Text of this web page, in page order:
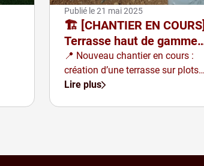
Publié le21 mai 2025
🏗️ [CHANTIER EN COURS]
Terrasse haut de gamme
avec plots BUZON et
système U-BRS &amp; E-
BRS à Vitry sur Orne (Entre
Metz et Thionville)
📍 Nouveau chantier en cours :
création d’une terrasse sur plots
avec un rendu à la fois moderne,
Lire plus